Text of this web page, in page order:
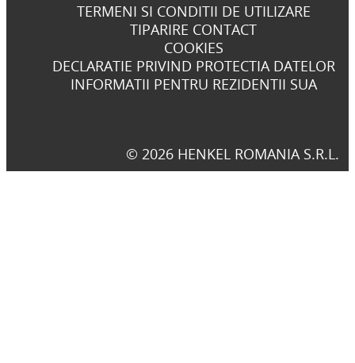
TERMENI SI CONDITII DE UTILIZARE
TIPARIRE CONTACT
COOKIES
DECLARATIE PRIVIND PROTECTIA DATELOR
INFORMATII PENTRU REZIDENTII SUA
© 2026 HENKEL ROMANIA S.R.L.